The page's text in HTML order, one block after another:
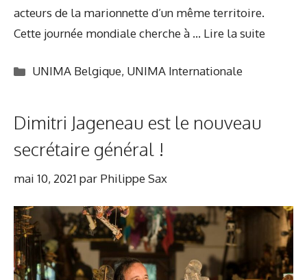
acteurs de la marionnette d’un même territoire.
Cette journée mondiale cherche à … Lire la suite
Catégories
UNIMA Belgique, UNIMA Internationale
Dimitri Jageneau est le nouveau
secrétaire général !
mai 10, 2021 par Philippe Sax